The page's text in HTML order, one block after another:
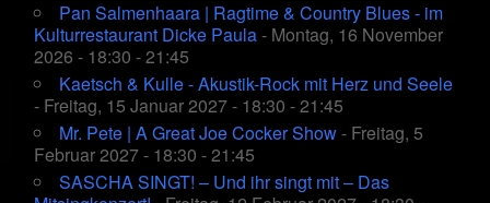
Pan Salmenhaara | Ragtime & Country Blues - im
Kulturrestaurant Dicke Paula- Montag, 16 November
2026 - 18:30 - 21:45
Kaetsch & Kulle - Akustik-Rock mit Herz und Seele
- Freitag, 15 Januar 2027 - 18:30 - 21:45
Mr. Pete | A Great Joe Cocker Show- Freitag, 5
Februar 2027 - 18:30 - 21:45
SASCHA SINGT! – Und ihr singt mit – Das